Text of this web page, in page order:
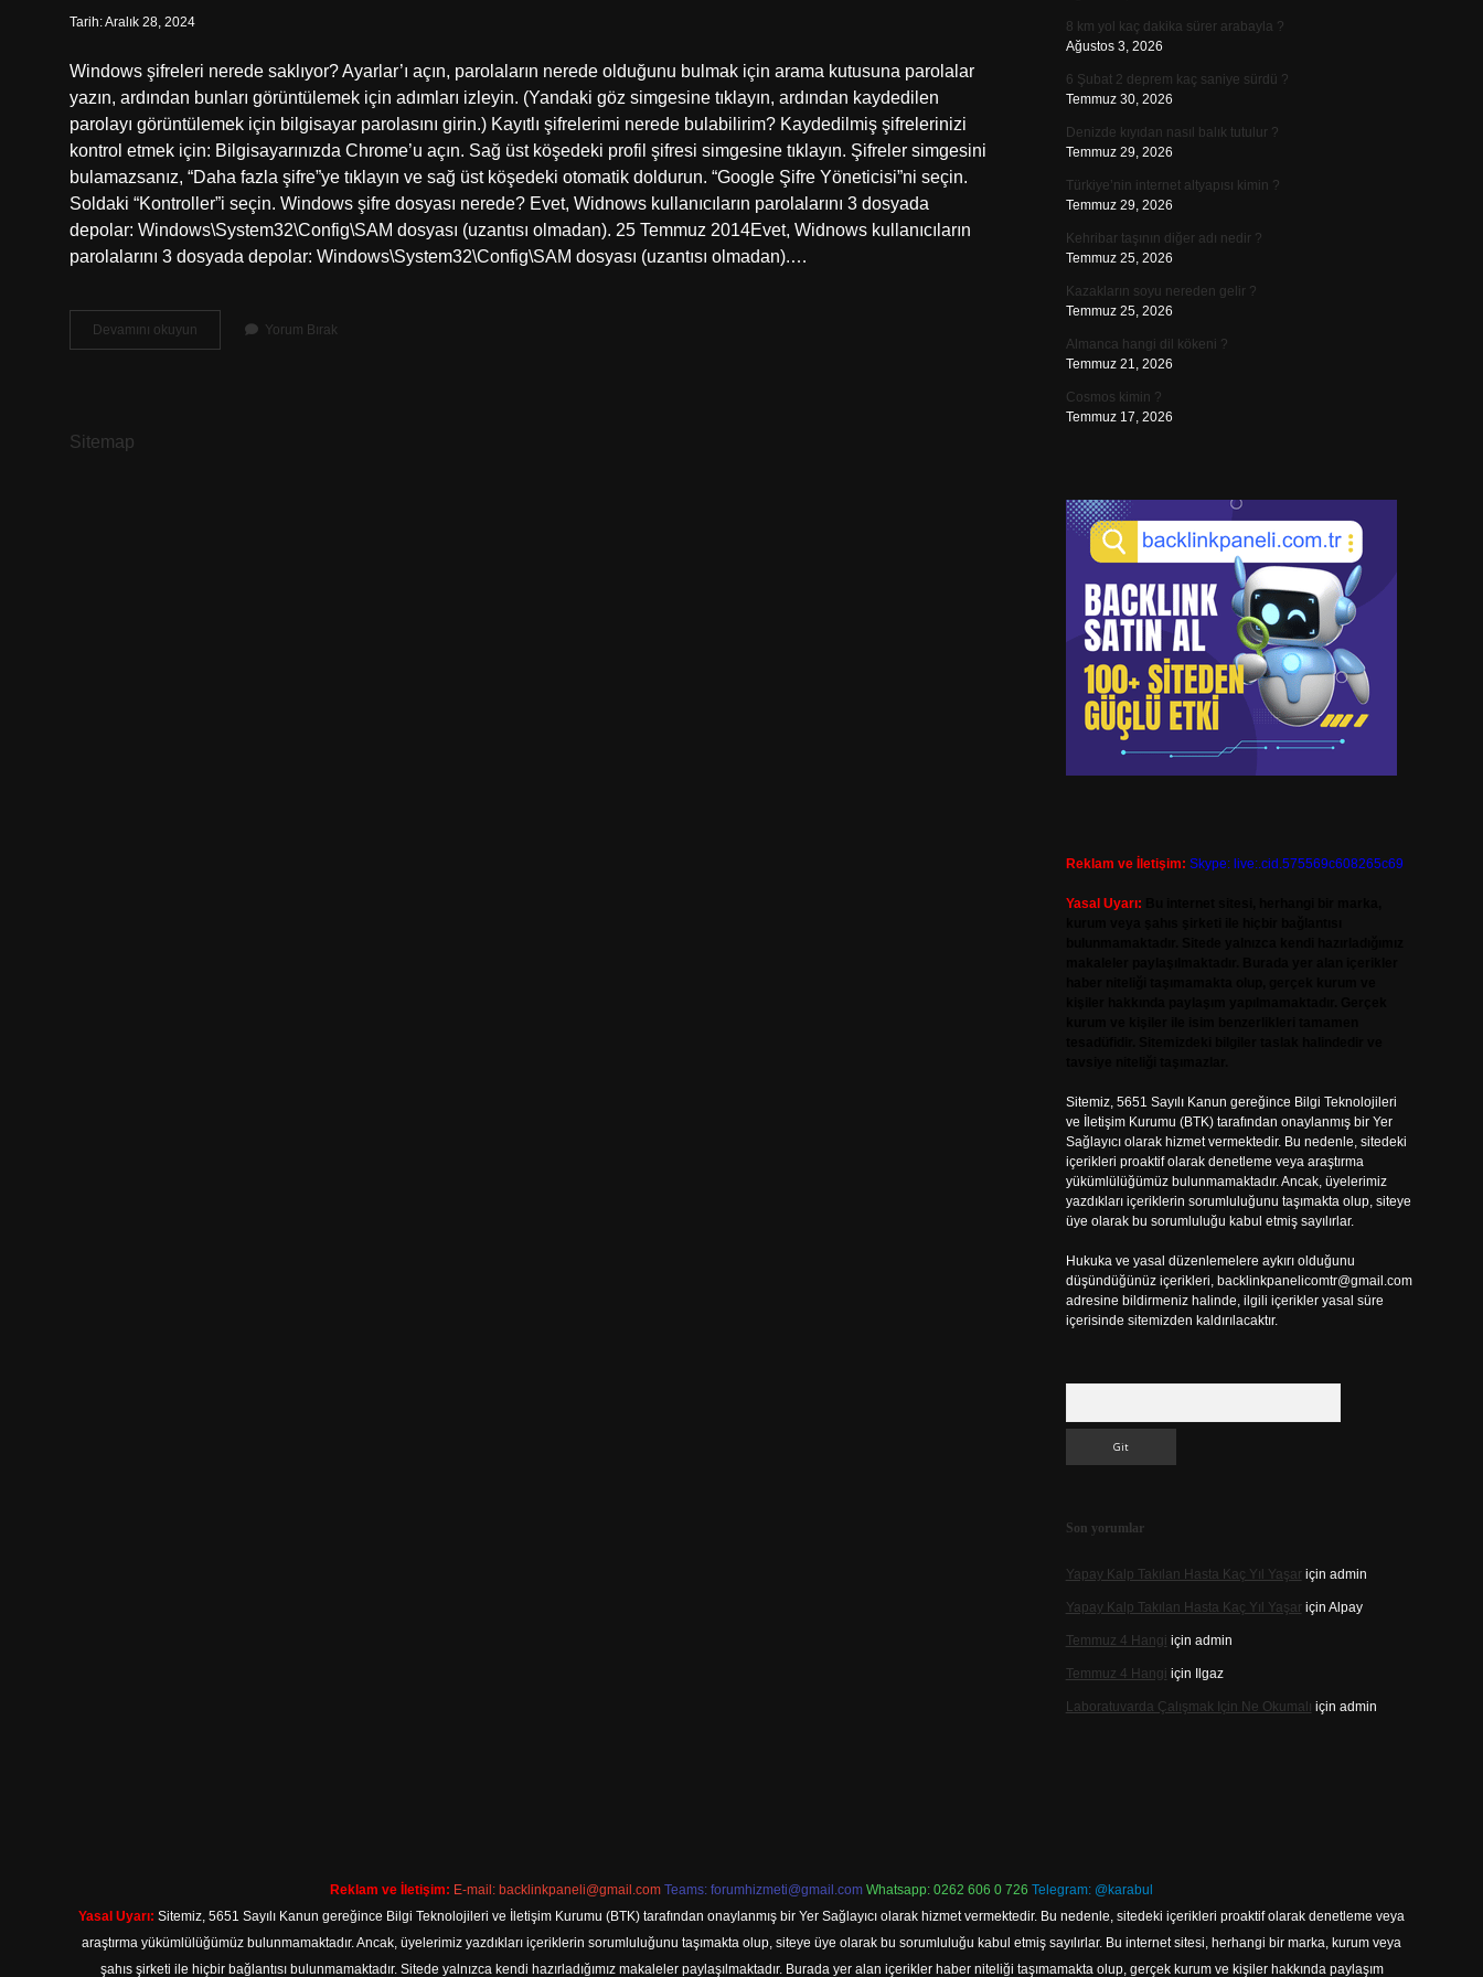
Tarih: Aralık 28, 2024
Windows şifreleri nerede saklıyor? Ayarlar’ı açın, parolaların nerede olduğunu bulmak için arama kutusuna parolalar
yazın, ardından bunları görüntülemek için adımları izleyin. (Yandaki göz simgesine tıklayın, ardından kaydedilen
parolayı görüntülemek için bilgisayar parolasını girin.) Kayıtlı şifrelerimi nerede bulabilirim? Kaydedilmiş şifrelerinizi
kontrol etmek için: Bilgisayarınızda Chrome’u açın. Sağ üst köşedeki profil şifresi simgesine tıklayın. Şifreler simgesini
bulamazsanız, “Daha fazla şifre”ye tıklayın ve sağ üst köşedeki otomatik doldurun. “Google Şifre Yöneticisi”ni seçin.
Soldaki “Kontroller”i seçin. Windows şifre dosyası nerede? Evet, Widnows kullanıcıların parolalarını 3 dosyada
depolar: Windows\System32\Config\SAM dosyası (uzantısı olmadan). 25 Temmuz 2014Evet, Widnows kullanıcıların
parolalarını 3 dosyada depolar: Windows\System32\Config\SAM dosyası (uzantısı olmadan).…
Devamını okuyun Windows
Şifreleri
Yorum Bırak
Sitemap
8 km yol kaç dakika sürer arabayla ?
Ağustos 3, 2026
6 Şubat 2 deprem kaç saniye sürdü ?
Temmuz 30, 2026
Denizde kıyıdan nasıl balık tutulur ?
Temmuz 29, 2026
Türkiye’nin internet altyapısı kimin ?
Temmuz 29, 2026
Kehribar taşının diğer adı nedir ?
Temmuz 25, 2026
Kazakların soyu nereden gelir ?
Temmuz 25, 2026
Almanca hangi dil kökeni ?
Temmuz 21, 2026
Cosmos kimin ?
Temmuz 17, 2026
Reklam ve İletişim: Skype: live:.cid.575569c608265c69
Yasal Uyarı:
Sitemiz, 5651 Sayılı Kanun gereğince Bilgi Teknolojileri
ve İletişim Kurumu (BTK) tarafından onaylanmış bir Yer
Sağlayıcı olarak hizmet vermektedir. Bu nedenle, sitedeki
içerikleri proaktif olarak denetleme veya araştırma
yükümlülüğümüz bulunmamaktadır. Ancak, üyelerimiz
yazdıkları içeriklerin sorumluluğunu taşımakta olup, siteye
üye olarak bu sorumluluğu kabul etmiş sayılırlar.
Hukuka ve yasal düzenlemelere aykırı olduğunu
düşündüğünüz içerikleri, backlinkpanelicomtr@gmail.com
adresine bildirmeniz halinde, ilgili içerikler yasal süre
içerisinde sitemizden kaldırılacaktır.
Son yorumlar
Yapay Kalp Takılan Hasta Kaç Yıl Yaşariçin admin
Yapay Kalp Takılan Hasta Kaç Yıl Yaşariçin Alpay
Temmuz 4 Hangi için admin
Temmuz 4 Hangi için Ilgaz
Laboratuvarda Çalışmak Için Ne Okumalı için admin
Reklam ve İletişim: E-mail: backlinkpaneli@gmail.com Teams: forumhizmeti@gmail.com Whatsapp: 0262 606 0 726 Telegram: @karabul
Yasal Uyarı: Sitemiz, 5651 Sayılı Kanun gereğince Bilgi Teknolojileri ve İletişim Kurumu (BTK) tarafından onaylanmış bir Yer Sağlayıcı olarak hizmet vermektedir. Bu nedenle, sitedeki içerikleri proaktif olarak denetleme veya
araştırma yükümlülüğümüz bulunmamaktadır. Ancak, üyelerimiz yazdıkları içeriklerin sorumluluğunu taşımakta olup, siteye üye olarak bu sorumluluğu kabul etmiş sayılırlar. Bu internet sitesi, herhangi bir marka, kurum veya
şahıs şirketi ile hiçbir bağlantısı bulunmamaktadır. Sitede yalnızca kendi hazırladığımız makaleler paylaşılmaktadır. Burada yer alan içerikler haber niteliği taşımamakta olup, gerçek kurum ve kişiler hakkında paylaşım